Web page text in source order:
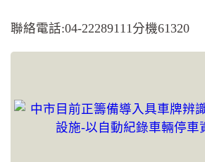
聯絡電話:04-22289111分機61320